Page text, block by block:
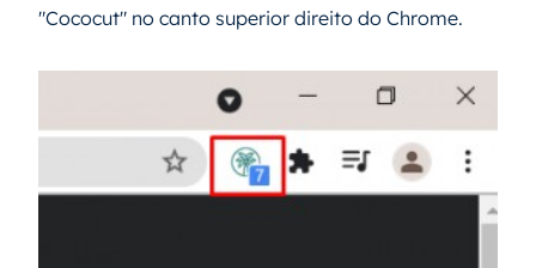
"Cococut" no canto superior direito do Chrome.